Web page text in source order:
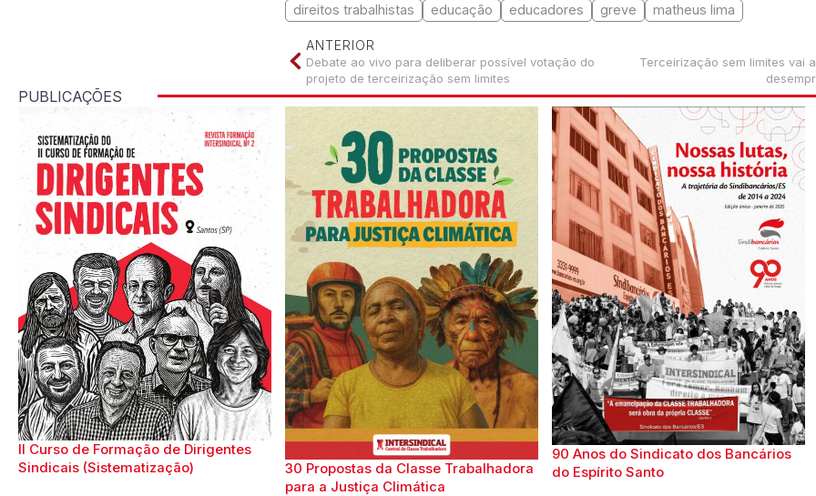
direitos trabalhistas educação educadores greve matheus lima
Terceirização sem limites vai
ANTERIOR
Debate ao vivo para deliberar possível votação do
projeto de terceirização sem limites
PUBLICAÇÕES
II Curso de Formação de Dirigentes
Sindicais (Sistematização)
30 Propostas da Classe Trabalhadora
para a Justiça Climática
90 Anos do Sindicato dos Bancários
do Espírito Santo